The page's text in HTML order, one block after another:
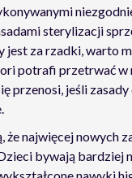
sterylizacji
jest za rzadki, warto
potrafi przetrwać w
przenosi, jeśli
że najwięcej nowych
bywają bardziej